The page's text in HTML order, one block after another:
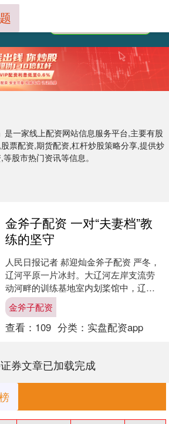
是一家线上配资网站信息服务平台,主要有股
票配资,期货配资,杠杆炒股策略分享,提供炒
股市热门资讯等信息。
金斧子配资 一对“夫妻档”教
练的坚守
人民日报记者 郝迎灿金斧子配资 严冬，
辽河平原一片冰封。大辽河左岸支流劳
动河畔的训练基地室内划桨馆中，辽宁
营口市体育运动学校皮划艇队训练强度
不减，随着哨声起落，....
金斧子配资
查看： 109 分类： 实盘配资app
券文章已加载完成